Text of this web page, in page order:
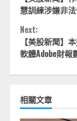
Reading
慧訓練涉嫌非
Next:
【美股新聞】
軟體Adobe財
相關文章